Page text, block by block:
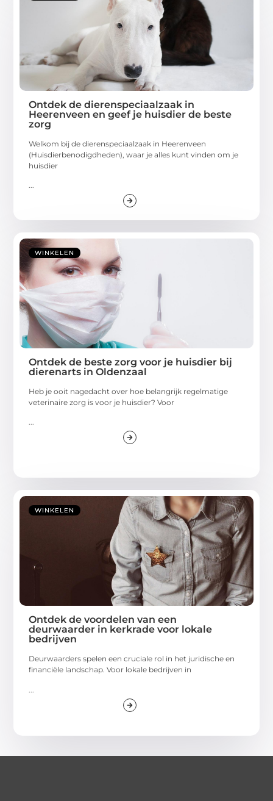
Ontdek de dierenspeciaalzaak in
Heerenveen en geef je huisdier de beste
zorg
Welkom bij de dierenspeciaalzaak in Heerenveen
(Huisdierbenodigdheden), waar je alles kunt vinden om je
huisdier
...
WINKELEN
Ontdek de beste zorg voor je huisdier bij
dierenarts in Oldenzaal
Heb je ooit nagedacht over hoe belangrijk regelmatige
veterinaire zorg is voor je huisdier? Voor
...
WINKELEN
Ontdek de voordelen van een
deurwaarder in kerkrade voor lokale
bedrijven
Deurwaarders spelen een cruciale rol in het juridische en
financiële landschap. Voor lokale bedrijven in